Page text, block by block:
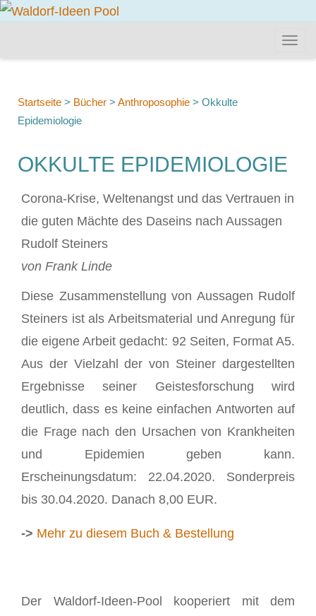
Startseite > Bücher > Anthroposophie > Okkulte
Epidemiologie
OKKULTE EPIDEMIOLOGIE
Corona-Krise, Weltenangst und das Vertrauen in
die guten Mächte des Daseins nach Aussagen
Rudolf Steiners
von Frank Linde
Diese Zusammenstellung von Aussagen Rudolf
Steiners ist als Arbeitsmaterial und Anregung für
die eigene Arbeit gedacht: 92 Seiten, Format A5.
Aus der Vielzahl der von Steiner dargestellten
Ergebnisse seiner Geistesforschung wird
deutlich, dass es keine einfachen Antworten auf
die Frage nach den Ursachen von Krankheiten
und Epidemien geben kann.
Erscheinungsdatum: 22.04.2020. Sonderpreis
bis 30.04.2020. Danach 8,00 EUR.
-> Mehr zu diesem Buch & Bestellung
Der Waldorf-Ideen-Pool kooperiert mit dem